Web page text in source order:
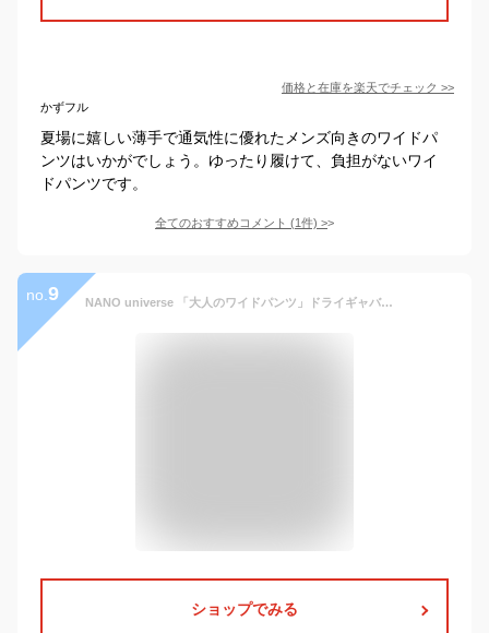
価格と在庫を楽天でチェック >>
かずフル
夏場に嬉しい薄手で通気性に優れたメンズ向きのワイドパ
ンツはいかがでしょう。ゆったり履けて、負担がないワイ
ドパンツです。
全てのおすすめコメント (1件) >
no. 9 NANO universe 「大人のワイドパンツ」ドライギャバワイドイージースラックス ナノユニバース パンツ その他のパンツ ブラウン グレー ブラック【送料無料】
ショップでみる